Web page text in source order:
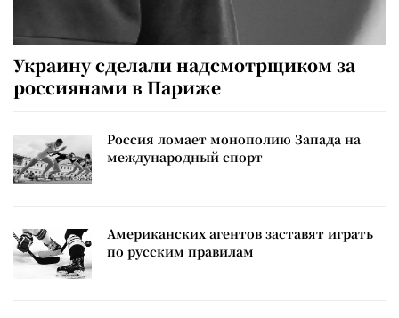
Украину сделали надсмотрщиком за
россиянами в Париже
Россия ломает монополию Запада на
международный спорт
Американских агентов заставят играть
по русским правилам